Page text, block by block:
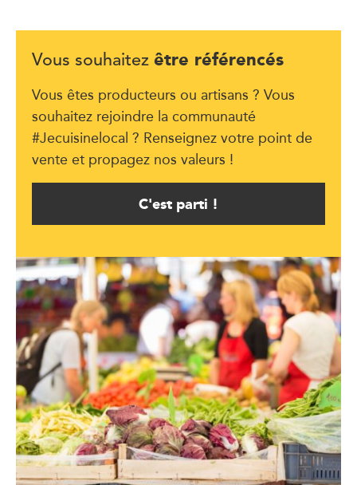
Vous souhaitez être référencés
Vous êtes producteurs ou artisans ? Vous
souhaitez rejoindre la communauté
#Jecuisinelocal ? Renseignez votre point de
vente et propagez nos valeurs !
C'est parti !